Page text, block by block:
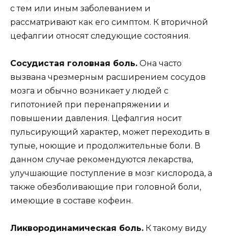
с тем или иным заболеванием и
рассматривают как его симптом. К вторичной
цефалгии относят следующие состояния.
Сосудистая головная боль. Она часто
вызвана чрезмерным расширением сосудов
мозга и обычно возникает у людей с
гипотонией при перенапряжении и
повышении давления. Цефалгия носит
пульсирующий характер, может переходить в
тупые, ноющие и продолжительные боли. В
данном случае рекомендуются лекарства,
улучшающие поступление в мозг кислорода, а
также обезболивающие при головной боли,
имеющие в составе кофеин.
Ликвородинамическая боль. К такому виду